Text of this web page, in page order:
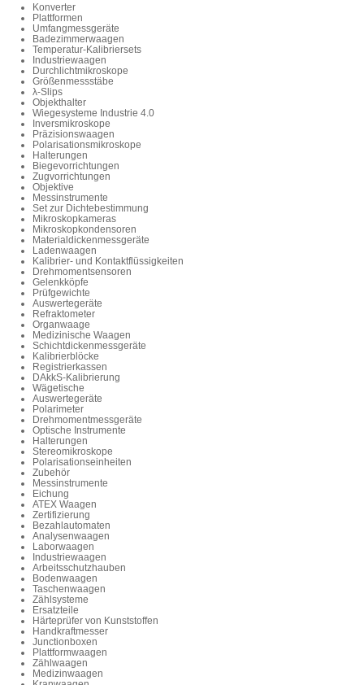
Konverter
Plattformen
Umfangmessgeräte
Badezimmerwaagen
Temperatur-Kalibriersets
Industriewaagen
Durchlichtmikroskope
Größenmessstäbe
λ-Slips
Objekthalter
Wiegesysteme Industrie 4.0
Inversmikroskope
Präzisionswaagen
Polarisationsmikroskope
Halterungen
Biegevorrichtungen
Zugvorrichtungen
Objektive
Messinstrumente
Set zur Dichtebestimmung
Mikroskopkameras
Mikroskopkondensoren
Materialdickenmessgeräte
Ladenwaagen
Kalibrier- und Kontaktflüssigkeiten
Drehmomentsensoren
Gelenkköpfe
Prüfgewichte
Auswertegeräte
Refraktometer
Organwaage
Medizinische Waagen
Schichtdickenmessgeräte
Kalibrierblöcke
Registrierkassen
DAkkS-Kalibrierung
Wägetische
Auswertegeräte
Polarimeter
Drehmomentmessgeräte
Optische Instrumente
Halterungen
Stereomikroskope
Polarisationseinheiten
Zubehör
Messinstrumente
Eichung
ATEX Waagen
Zertifizierung
Bezahlautomaten
Analysenwaagen
Laborwaagen
Industriewaagen
Arbeitsschutzhauben
Bodenwaagen
Taschenwaagen
Zählsysteme
Ersatzteile
Härteprüfer von Kunststoffen
Handkraftmesser
Junctionboxen
Plattformwaagen
Zählwaagen
Medizinwaagen